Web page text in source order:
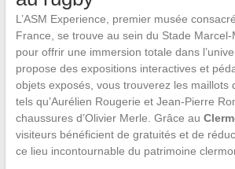
L’ASM Experience, premier musée
France, se trouve au sein du Stade Marcel-
pour offrir une immersion totale dans
propose des expositions interactives et
objets exposés, vous trouverez les maillots
tels qu’Aurélien Rougerie et Jean-Pierre
chaussures d’Olivier Merle. Grâce au
visiteurs bénéficient de gratuités et de
ce lieu incontournable du patrimoine